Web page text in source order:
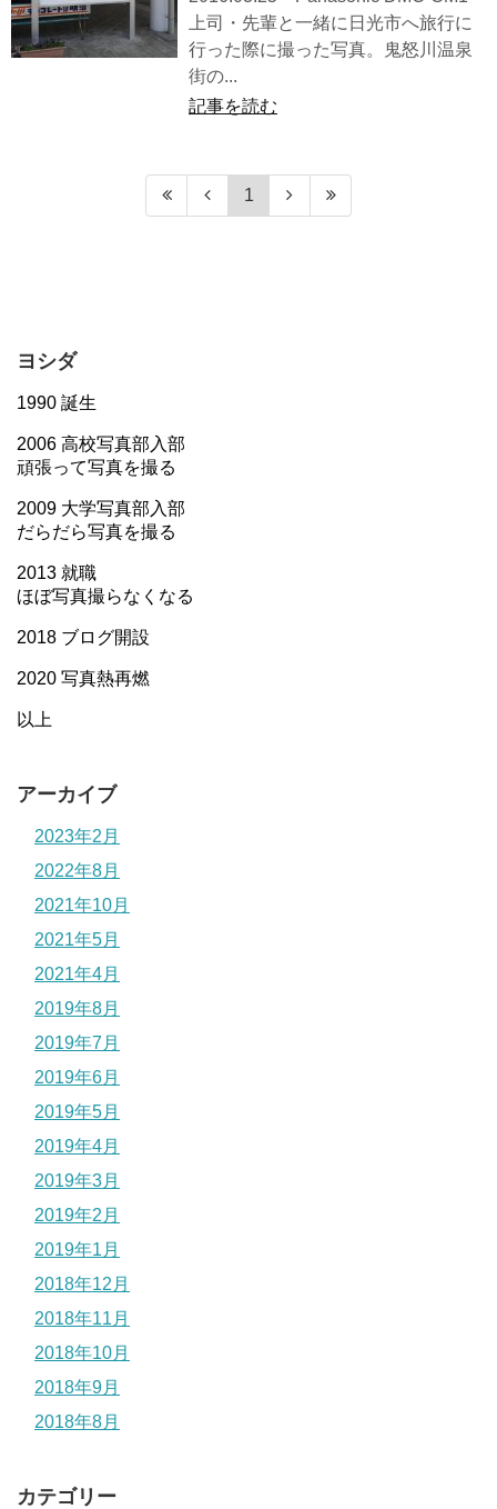
上司・先輩と一緒に日光市へ旅行に
行った際に撮った写真。鬼怒川温泉
街の...
記事を読む
1
ヨシダ
1990 誕生
2006 高校写真部入部
頑張って写真を撮る
2009 大学写真部入部
だらだら写真を撮る
2013 就職
ほぼ写真撮らなくなる
2018 ブログ開設
2020 写真熱再燃
以上
アーカイブ
2023年2月
2022年8月
2021年10月
2021年5月
2021年4月
2019年8月
2019年7月
2019年6月
2019年5月
2019年4月
2019年3月
2019年2月
2019年1月
2018年12月
2018年11月
2018年10月
2018年9月
2018年8月
カテゴリー